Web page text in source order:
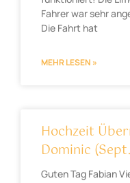
Fahrer war sehr
Die Fahrt hat
MEHR LESEN »
Hochzeit
Dominic
Guten Tag Fabian